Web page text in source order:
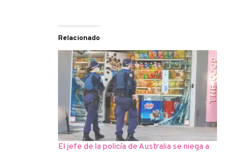
Relacionado
El jefe de la policía de Australia se niega a